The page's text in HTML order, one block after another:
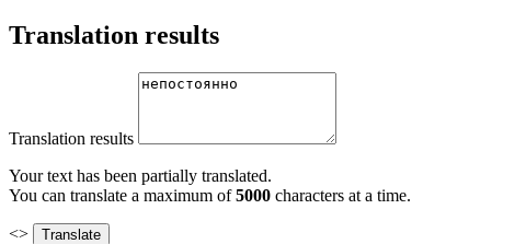
Translation results
Translation results
Your text has been partially translated.
You can translate a maximum of5000 characters at a time.
<>